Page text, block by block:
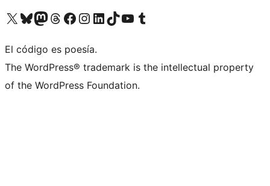
Visita nuestra cuenta de X (anteriormente Twitter)
Visita nuestra cuenta de Bluesky
Visita nuestra cuenta de Mastodon
Visita nuestra cuenta de Threads
Visita nuestra página de Facebook
Visita nuestra cuenta de Instagram
Visita nuestra cuenta de LinkedIn
Visita nuestra cuenta de TikTok
Visita nuestro canal de YouTube
Visita nuestra cuenta de Tumblr
El código es poesía.
The WordPress® trademark is the intellectual property
of the WordPress Foundation.